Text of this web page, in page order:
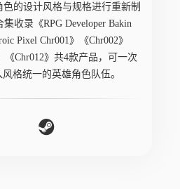
色的设计风格与规格进行重新制
收录《RPG Developer Bakin
Pixel Chr001》《Chr002》
《Chr012》共4款产品，可一次
格统一的英雄角色队伍。